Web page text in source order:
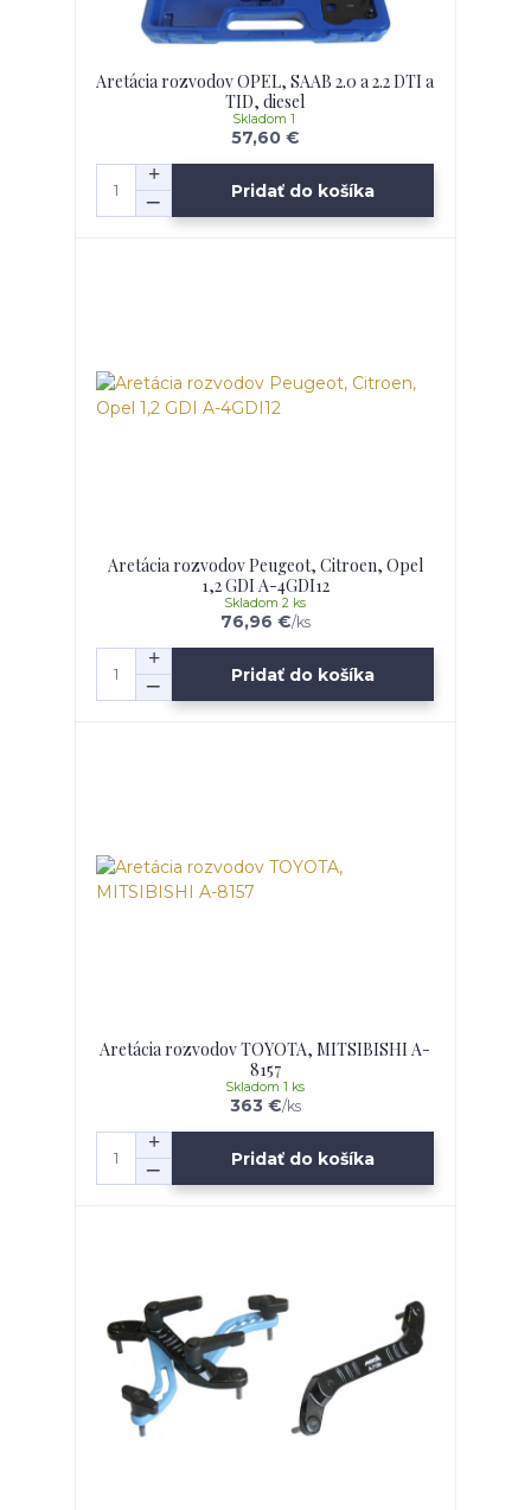
Aretácia rozvodov OPEL, SAAB 2.0 a 2.2 DTI a
TID, diesel
57,60 €
Skladom 1
Pridať do košíka
Aretácia rozvodov Peugeot, Citroen, Opel
1,2 GDI A-4GDI12
76,96 €/ks
Skladom 2 ks
Pridať do košíka
Aretácia rozvodov TOYOTA, MITSIBISHI A-
8157
363 €/ks
Skladom 1 ks
Pridať do košíka